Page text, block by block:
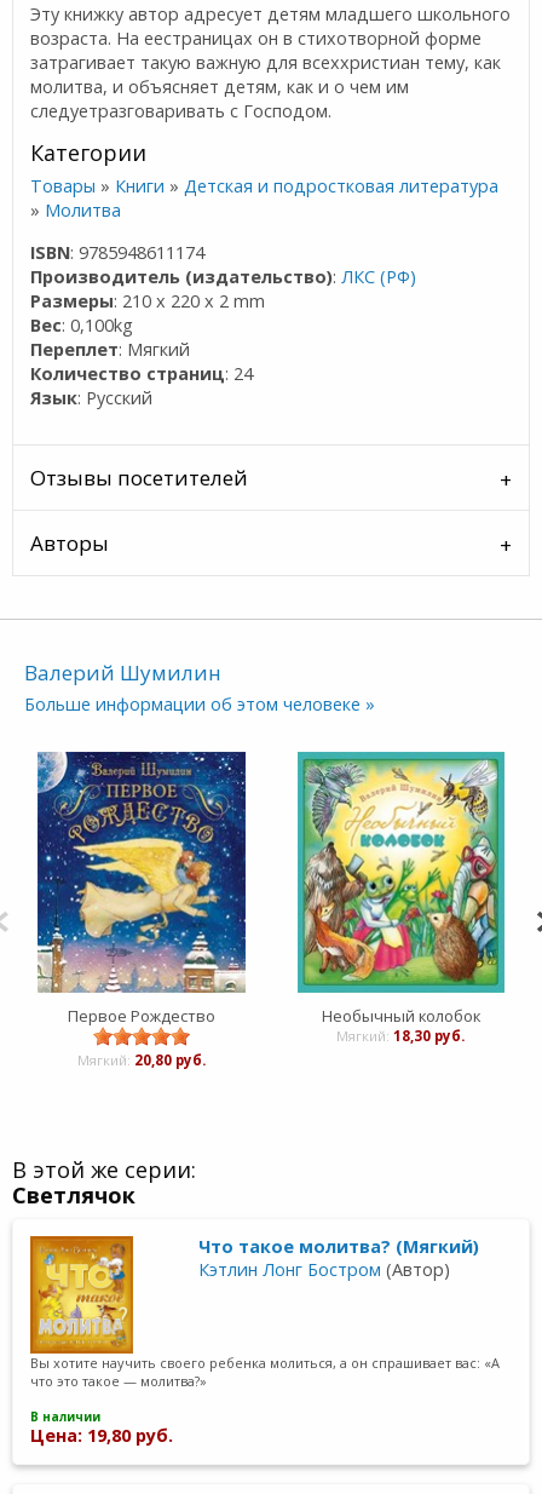
Эту книжку автор адресует детям младшего школьного
возраста. На еестраницах он в стихотворной форме
затрагивает такую важную для всеххристиан тему, как
молитва, и объясняет детям, как и о чем им
следуетразговаривать с Господом.
Категории
Товары » Книги »Детская и подростковая литература
» Молитва
ISBN: 9785948611174
Производитель (издательство): ЛКС (РФ)
Размеры: 210 x 220 x 2 mm
Вес: 0,100kg
Переплет: Мягкий
Количество страниц: 24
Язык: Русский
Отзывы посетителей
Авторы
Валерий Шумилин
Больше информации об этом человеке »
Первое Рождество
Мягкий: 20,80 руб.
Необычный колобок
Мягкий: 18,30 руб.
В этой же серии:
Светлячок
Что такое молитва? (Мягкий)
Кэтлин Лонг Бостром (Автор)
Вы хотите научить своего ребенка молиться, а он спрашивает вас: «А
что это такое — молитва?»
В наличии
Цена: 19,80 руб.